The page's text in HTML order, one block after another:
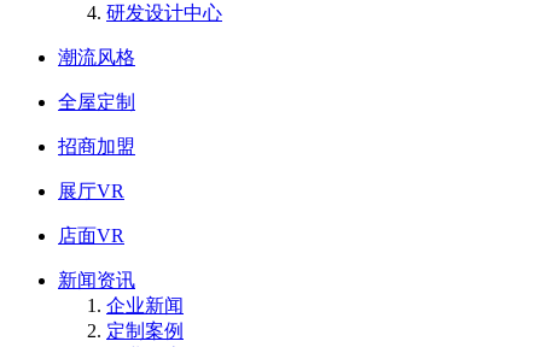
研发设计中心
潮流风格
全屋定制
招商加盟
展厅VR
店面VR
新闻资讯
企业新闻
定制案例